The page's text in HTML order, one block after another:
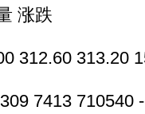
涨跌
313.20
7413 710540